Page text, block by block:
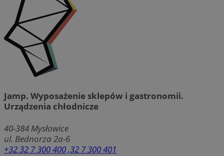
Jamp. Wyposażenie sklepów i gastronomii.
Urządzenia chłodnicze
40-384 Mysłowice
ul. Bednorza 2a-6
+32 32 7 300 400 ,32 7 300 401